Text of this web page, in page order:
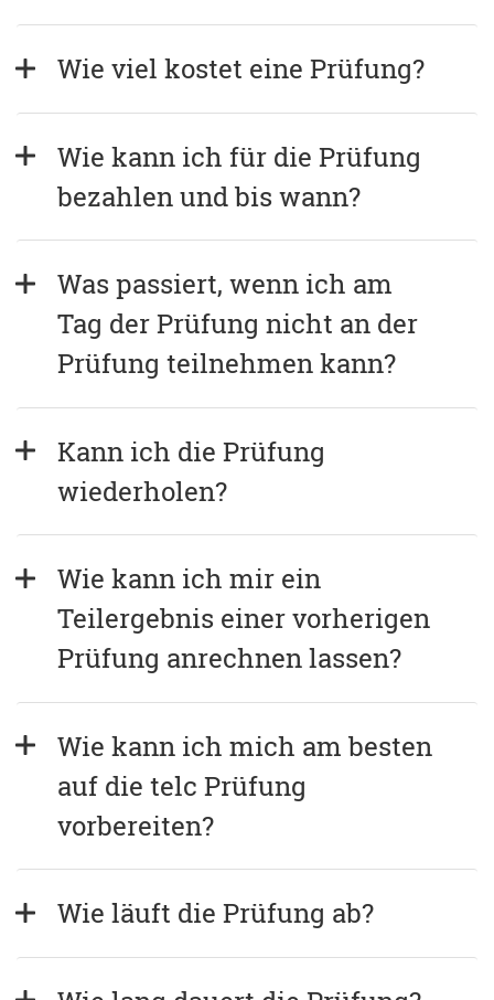
Wie viel kostet eine Prüfung?
Wie kann ich für die Prüfung
bezahlen und bis wann?
Was passiert, wenn ich am
Tag der Prüfung nicht an der
Prüfung teilnehmen kann?
Kann ich die Prüfung
wiederholen?
Wie kann ich mir ein
Teilergebnis einer vorherigen
Prüfung anrechnen lassen?
Wie kann ich mich am besten
auf die telc Prüfung
vorbereiten?
Wie läuft die Prüfung ab?